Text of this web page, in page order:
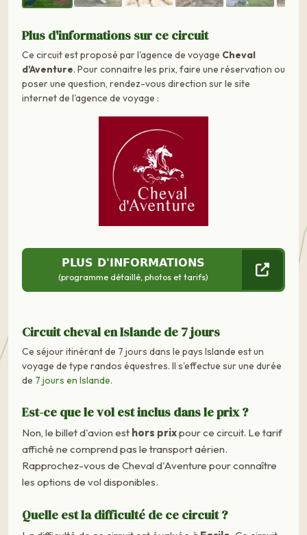
Plus d'informations sur ce circuit
Ce circuit est proposé par l'agence de voyage Cheval
d'Aventure. Pour connaitre les prix, faire une réservation ou
poser une question, rendez-vous direction sur le site
internet de l'agence de voyage :
PLUS D'INFORMATIONS
(programme détaillé, photos et tarifs)
Circuit cheval en Islande de 7 jours
Ce séjour itinérant de 7 jours dans le pays Islande est un
voyage de type randos équestres. Il s'effectue sur une durée
de 7 jours en Islande.
Est-ce que le vol est inclus dans le prix ?
Non, le billet d'avion est hors prixpour ce circuit. Le tarif
affiché ne comprend pas le transport aérien.
Rapprochez-vous de Cheval d'Aventure pour connaître
les options de vol disponibles.
Quelle est la difficulté de ce circuit ?